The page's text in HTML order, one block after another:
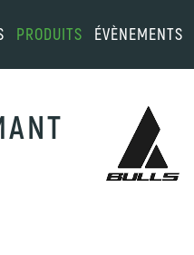
PRODUITS ÉVÈNEMENTS